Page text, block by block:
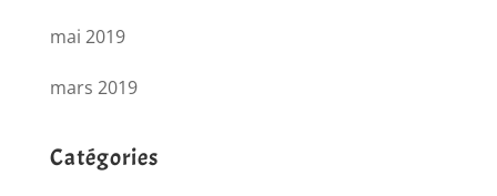
mai 2019
mars 2019
Catégories